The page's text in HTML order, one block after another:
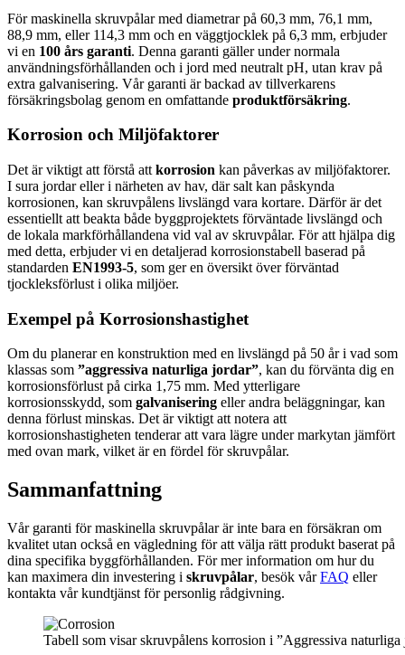
För maskinella skruvpålar med diametrar på 60,3 mm, 76,1 mm,
88,9 mm, eller 114,3 mm och en väggtjocklek på 6,3 mm, erbjuder
vi en 100 års garanti. Denna garanti gäller under normala
användningsförhållanden och i jord med neutralt pH, utan krav på
extra galvanisering. Vår garanti är backad av tillverkarens
försäkringsbolag genom en omfattande produktförsäkring.
Korrosion och Miljöfaktorer
Det är viktigt att förstå att korrosion kan påverkas av miljöfaktorer.
I sura jordar eller i närheten av hav, där salt kan påskynda
korrosionen, kan skruvpålens livslängd vara kortare. Därför är det
essentiellt att beakta både byggprojektets förväntade livslängd och
de lokala markförhållandena vid val av skruvpålar. För att hjälpa dig
med detta, erbjuder vi en detaljerad korrosionstabell baserad på
standarden EN1993-5, som ger en översikt över förväntad
tjockleksförlust i olika miljöer.
Exempel på Korrosionshastighet
Om du planerar en konstruktion med en livslängd på 50 år i vad som
klassas som ”aggressiva naturliga jordar”, kan du förvänta dig en
korrosionsförlust på cirka 1,75 mm. Med ytterligare
korrosionsskydd, som galvanisering eller andra beläggningar, kan
denna förlust minskas. Det är viktigt att notera att
korrosionshastigheten tenderar att vara lägre under markytan jämfört
med ovan mark, vilket är en fördel för skruvpålar.
Sammanfattning
Vår garanti för maskinella skruvpålar är inte bara en försäkran om
kvalitet utan också en vägledning för att välja rätt produkt baserat på
dina specifika byggförhållanden. För mer information om hur du
kan maximera din investering i skruvpålar, besök vårFAQ eller
kontakta vår kundtjänst för personlig rådgivning.
Tabell som visar skruvpålens korrosion i ”Aggressiva naturliga